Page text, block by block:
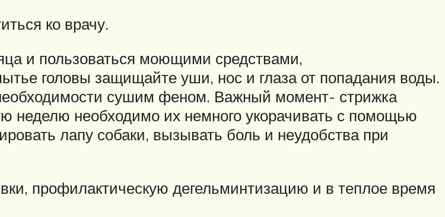
ко врачу.
и пользоваться моющими средствами,
головы защищайте уши, нос и глаза от попадания воды.
сушим феном. Важный момент- стрижка
неделю необходимо их немного укорачивать с помощью
лапу собаки, вызывать боль и неудобства при
профилактическую дегельминтизацию и в теплое время